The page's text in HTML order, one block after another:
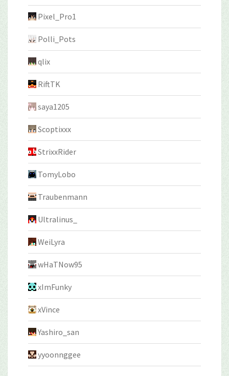
Pixel_Pro1
Polli_Pots
qlix
RiftTK
saya1205
Scoptixxx
StrixxRider
TomyLobo
Traubenmann
Ultralinus_
WeiLyra
wHaTNow95
xImFunky
xVince
Yashiro_san
yyoonnggee